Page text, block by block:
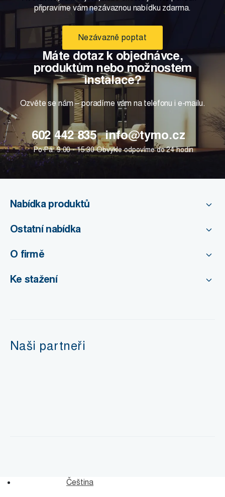
připravíme vám nezávaznou nabídku zdarma.
Nezávazně poptat
Máte dotaz k objednávce,
produktům nebo možnostem
instalace?
Ozvěte se nám – poradíme vám na telefonu i e-mailu.
602 442 835
Po-Pá: 9:00 - 15:30
info@tymo.cz
Obvykle odpovíme do 24 hodin
Nabídka produktů
Ostatní nabídka
O firmě
Ke stažení
Naši partneři
Čeština